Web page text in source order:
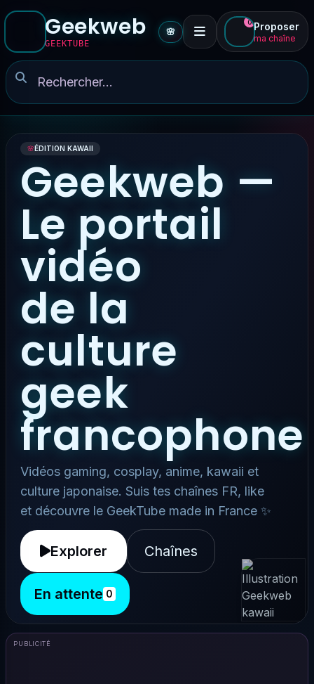
Geekweb
GEEKTUBE
🌸
0 Proposer
ma chaîne
🌸ÉDITION KAWAII
Geekweb —
Le portail
vidéo
de la
culture
geek
francophone
Vidéos gaming, cosplay, anime, kawaii et
culture japonaise. Suis tes chaînes FR, like
et découvre le GeekTube made in France ✨
Explorer Chaînes
En attente 0
PUBLICITÉ